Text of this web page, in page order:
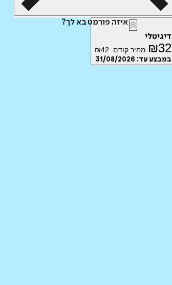
איזה פורמט בא לך?
דיגיטלי
₪32 מחיר קודם: ₪42
במבצע עד: 31/08/2026